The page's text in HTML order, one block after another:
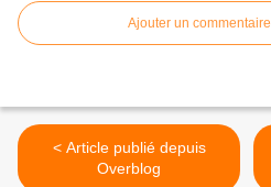
Ajouter un commentaire
< Article publié depuis
Overblog